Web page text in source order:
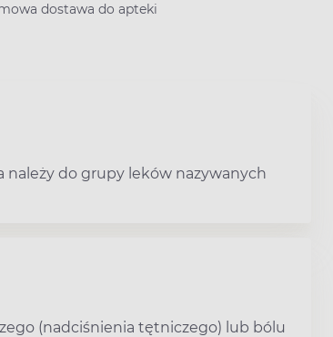
dostawa do apteki
należy do grupy leków nazywanych
(nadciśnienia tętniczego) lub bólu